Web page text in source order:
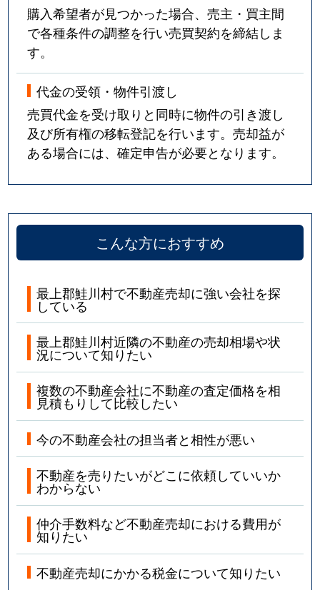
購入希望者が見つかった場合、売主・買主間
で各種条件の調整を行い売買契約を締結しま
す。
代金の受領・物件引渡し
売買代金を受け取りと同時に物件の引き渡し
及び所有権の移転登記を行います。売却益が
ある場合には、確定申告が必要となります。
こんな方におすすめ
最上郡鮭川村で不動産売却に強い会社を探
している
最上郡鮭川村近隣の不動産の売却相場や状
況について知りたい
複数の不動産会社に不動産の査定価格を相
見積もりして比較したい
今の不動産会社の担当者と相性が悪い
不動産を売りたいがどこに依頼していいか
わからない
仲介手数料など不動産売却における費用が
知りたい
不動産売却にかかる税金について知りたい